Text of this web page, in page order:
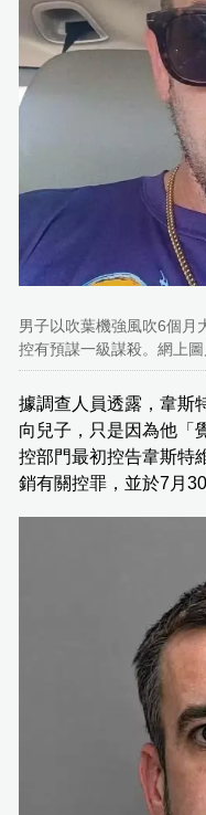
男子以吹葉機強風吹6個月
控有預謀一級謀殺。網上
據調查人員透露，韋斯
向兒子，只是因為他「
控部門最初控告韋斯特
銷有關控罪，並於7月